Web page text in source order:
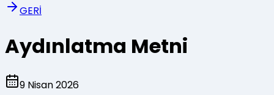
GERİ
Aydınlatma Metni
9 Nisan2026